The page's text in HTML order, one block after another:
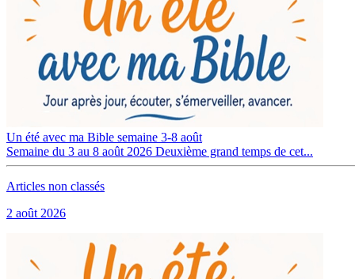
Un été avec ma Bible semaine 3-8 août
Semaine du 3 au 8 août 2026 Deuxième grand temps de cet...
Articles non classés
2 août 2026